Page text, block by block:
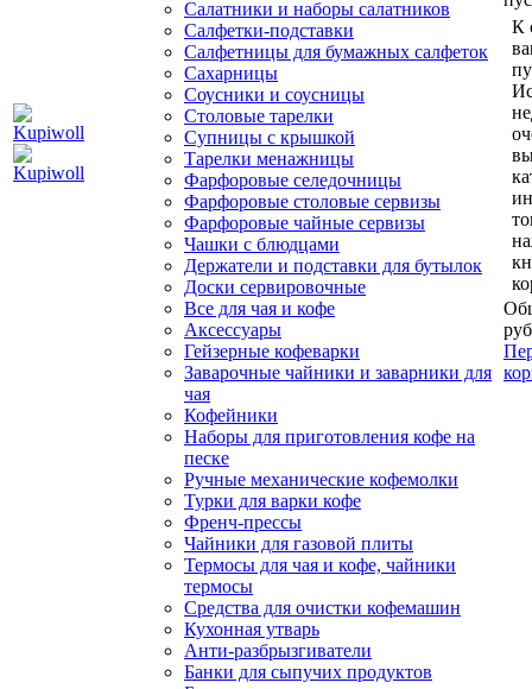
Салатники и наборы салатников
Салфетки-подставки
Салфетницы для бумажных салфеток
Сахарницы
Соусники и соусницы
Столовые тарелки
Супницы с крышкой
Тарелки менажницы
Фарфоровые селедочницы
Фарфоровые столовые сервизы
Фарфоровые чайные сервизы
Чашки с блюдцами
Держатели и подставки для бутылок
Доски сервировочные
Все для чая и кофе
Аксессуары
Гейзерные кофеварки
Заварочные чайники и заварники для
чая
Кофейники
Наборы для приготовления кофе на
песке
Ручные механические кофемолки
Турки для варки кофе
Френч-прессы
Чайники для газовой плиты
Термосы для чая и кофе, чайники
термосы
Средства для очистки кофемашин
Кухонная утварь
Анти-разбрызгиватели
Банки для сыпучих продуктов
К